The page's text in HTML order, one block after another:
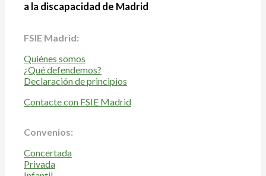
a la discapacidad de Madrid
FSIE Madrid:
Quiénes somos
¿Qué defendemos?
Declaración de principios
Contacte con FSIE Madrid
Convenios:
Concertada
Privada